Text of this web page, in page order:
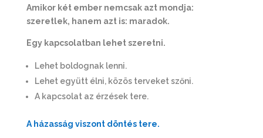
Amikor két ember nemcsak azt mondja:
szeretlek, hanem azt is: maradok.
Egy kapcsolatban lehet szeretni.
Lehet boldognak lenni.
Lehet együtt élni, közös terveket szőni.
A kapcsolat az érzések tere.
A házasság viszont döntés tere.